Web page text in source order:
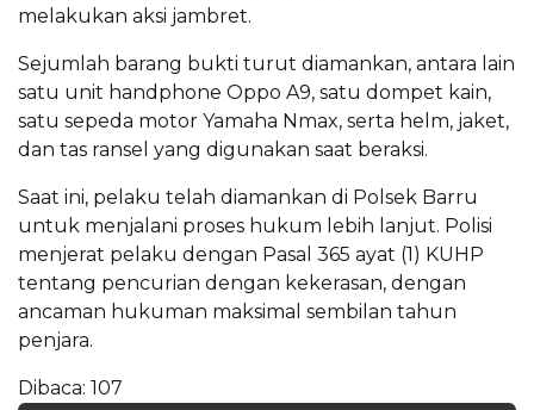
melakukan aksi jambret.
Sejumlah barang bukti turut diamankan, antara lain
satu unit handphone Oppo A9, satu dompet kain,
satu sepeda motor Yamaha Nmax, serta helm, jaket,
dan tas ransel yang digunakan saat beraksi.
Saat ini, pelaku telah diamankan di Polsek Barru
untuk menjalani proses hukum lebih lanjut. Polisi
menjerat pelaku dengan Pasal 365 ayat (1) KUHP
tentang pencurian dengan kekerasan, dengan
ancaman hukuman maksimal sembilan tahun
penjara.
Dibaca: 107